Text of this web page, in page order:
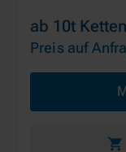
ab 10t
Preis auf